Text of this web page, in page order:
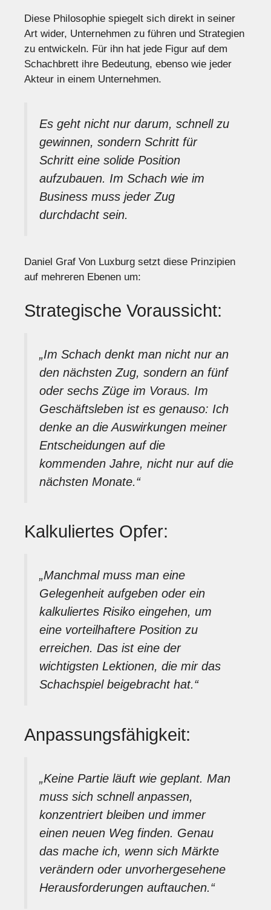
Diese Philosophie spiegelt sich direkt in seiner
Art wider, Unternehmen zu führen und Strategien
zu entwickeln. Für ihn hat jede Figur auf dem
Schachbrett ihre Bedeutung, ebenso wie jeder
Akteur in einem Unternehmen.
Es geht nicht nur darum, schnell zu
gewinnen, sondern Schritt für
Schritt eine solide Position
aufzubauen. Im Schach wie im
Business muss jeder Zug
durchdacht sein.
Daniel Graf Von Luxburg setzt diese Prinzipien
auf mehreren Ebenen um:
Strategische Voraussicht:
„Im Schach denkt man nicht nur an
den nächsten Zug, sondern an fünf
oder sechs Züge im Voraus. Im
Geschäftsleben ist es genauso: Ich
denke an die Auswirkungen meiner
Entscheidungen auf die
kommenden Jahre, nicht nur auf die
nächsten Monate.“
Kalkuliertes Opfer:
„Manchmal muss man eine
Gelegenheit aufgeben oder ein
kalkuliertes Risiko eingehen, um
eine vorteilhaftere Position zu
erreichen. Das ist eine der
wichtigsten Lektionen, die mir das
Schachspiel beigebracht hat.“
Anpassungsfähigkeit:
„Keine Partie läuft wie geplant. Man
muss sich schnell anpassen,
konzentriert bleiben und immer
einen neuen Weg finden. Genau
das mache ich, wenn sich Märkte
verändern oder unvorhergesehene
Herausforderungen auftauchen.“